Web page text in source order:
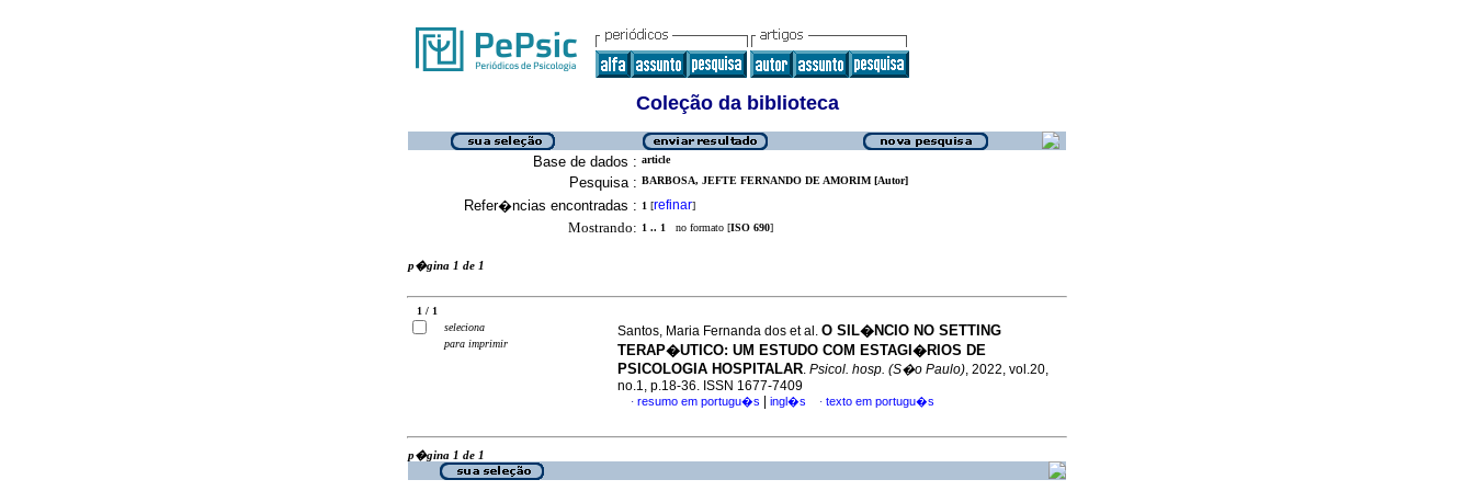
Coleção da biblioteca
Base de dados : article
Pesquisa : BARBOSA, JEFTE FERNANDO DE AMORIM [Autor]
Refer�ncias encontradas : 1 [refinar]
Mostrando: 1 .. 1 no formato [ISO 690]
p�gina 1 de 1
1 / 1
seleciona
para imprimir
Santos, Maria Fernanda dos et al. O SIL�NCIO NO SETTING
TERAP�UTICO: UM ESTUDO COM ESTAGI�RIOS DE
PSICOLOGIA HOSPITALAR. Psicol. hosp. (S�o Paulo), 2022, vol.20,
no.1, p.18-36. ISSN 1677-7409
· resumo em portugu�s ingl�s · texto em portugu�s
p�gina 1 de 1